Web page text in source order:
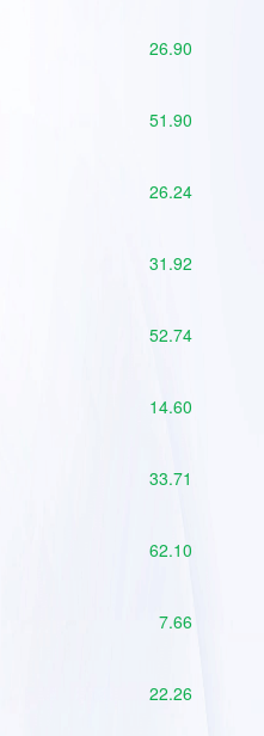
26.90
51.90
26.24
31.92
52.74
14.60
33.71
62.10
7.66
22.26